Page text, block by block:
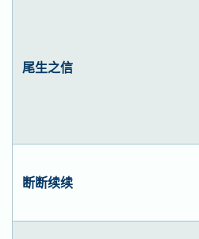
尾生之信
断断续续